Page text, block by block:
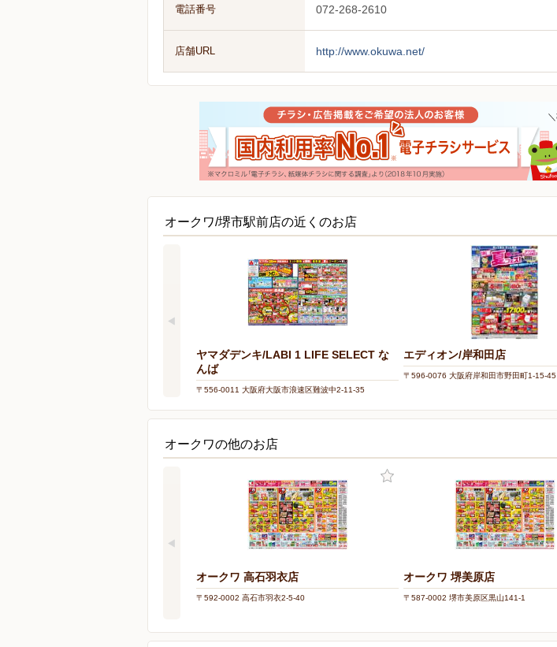
電話番号 072-268-2610
店舗URL http://www.okuwa.net/
オークワ/堺市駅前店の近くのお店
ヤマダデンキ/LABI 1 LIFE SELECT な
んば
〒556-0011 大阪府大阪市浪速区難波中2-11-35
エディオン/岸和田店
〒596-0076 大阪府岸和田市野田町1-15-45
オークワの他のお店
オークワ 高石羽衣店
〒592-0002 高石市羽衣2-5-40
オークワ 堺美原店
〒587-0002 堺市美原区黒山141-1